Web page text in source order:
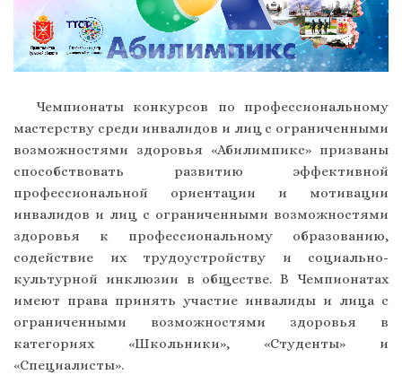
Чемпионаты конкурсов по профессиональному
мастерству среди инвалидов и лиц с ограниченными
возможностями здоровья «Абилимпикс» призваны
способствовать развитию эффективной
профессиональной ориентации и мотивации
инвалидов и лиц с ограниченными возможностями
здоровья к профессиональному образованию,
содействие их трудоустройству и социально-
культурной инклюзии в обществе. В Чемпионатах
имеют права принять участие инвалиды и лица с
ограниченными возможностями здоровья в
категориях «Школьники», «Студенты» и
«Специалисты».